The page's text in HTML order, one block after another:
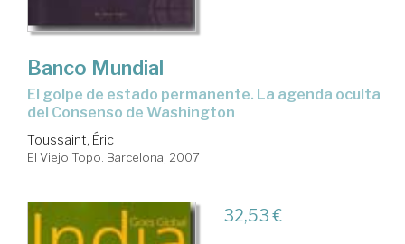
Banco Mundial
el golpe de estado permanente. La agenda oculta
del Consenso de Washington
Toussaint, Éric
El Viejo Topo. Barcelona, 2007
32,53 €